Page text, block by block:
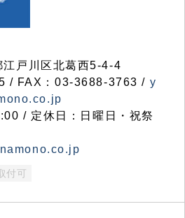
戸川区北葛西5-4-4
/ FAX：03-3688-3763 / y
/ 定休日：日曜日・祝祭
付可